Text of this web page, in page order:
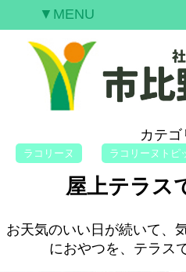
▼MENU
私たち
事業
空室
研修
お問
カテゴ
ラコリーヌ ラコリーヌトピ
屋上テラス
お天気のいい日が続いて、
におやつを、テラス